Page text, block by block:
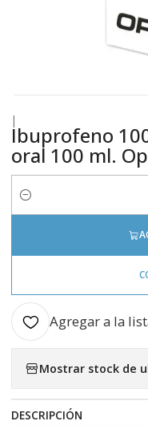
|
Ibuprofeno
oral 100 ml.
Cantidad
Agregar a la
Mostrar stock de
DESCRIPCIÓN